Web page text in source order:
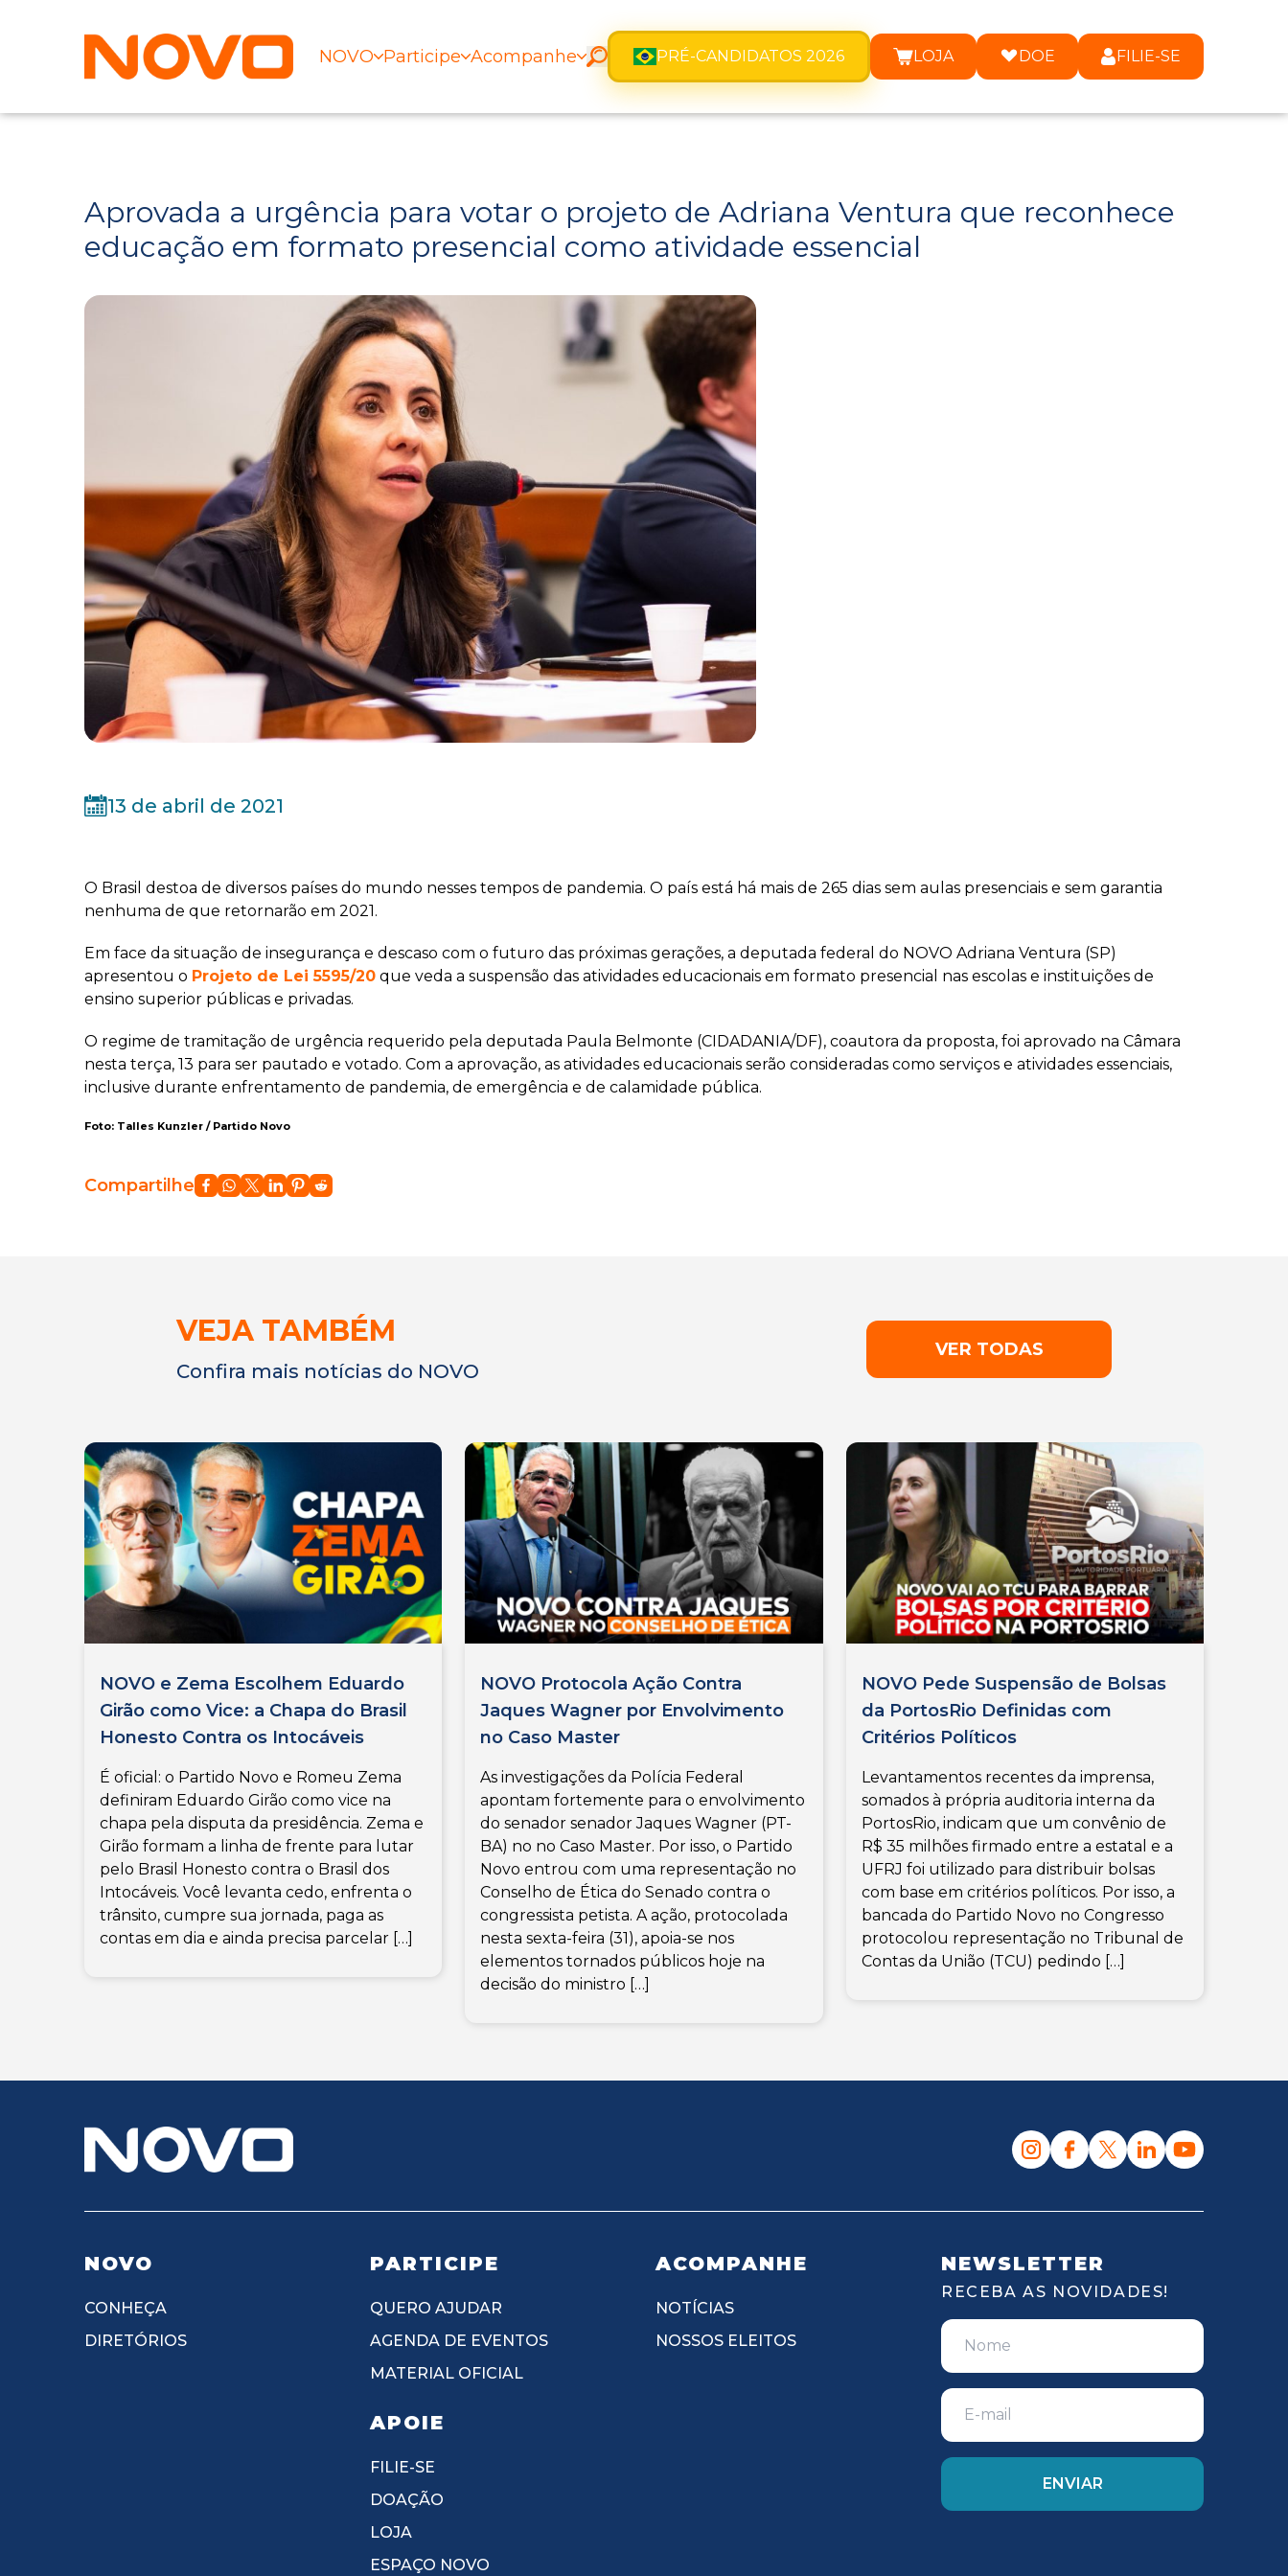
NOVO Participe Acompanhe PRÉ-CANDIDATOS 2026 LOJA DOE FILIE-SE
Aprovada a urgência para votar o projeto de Adriana Ventura que reconhece
educação em formato presencial como atividade essencial
13 de abril de 2021
O Brasil destoa de diversos países do mundo nesses tempos de pandemia. O país está há mais de 265 dias sem aulas presenciais e sem garantia
nenhuma de que retornarão em 2021.
Em face da situação de insegurança e descaso com o futuro das próximas gerações, a deputada federal do NOVO Adriana Ventura (SP)
apresentou o Projeto de Lei 5595/20 que veda a suspensão das atividades educacionais em formato presencial nas escolas e instituições de
ensino superior públicas e privadas.
O regime de tramitação de urgência requerido pela deputada Paula Belmonte (CIDADANIA/DF), coautora da proposta, foi aprovado na Câmara
nesta terça, 13 para ser pautado e votado. Com a aprovação, as atividades educacionais serão consideradas como serviços e atividades essenciais,
inclusive durante enfrentamento de pandemia, de emergência e de calamidade pública.
Foto: Talles Kunzler / Partido Novo
Compartilhe
VEJA TAMBÉM
Confira mais notícias do NOVO
VER TODAS
NOVO e Zema Escolhem Eduardo
Girão como Vice: a Chapa do Brasil
Honesto Contra os Intocáveis
É oficial: o Partido Novo e Romeu Zema
definiram Eduardo Girão como vice na
chapa pela disputa da presidência. Zema e
Girão formam a linha de frente para lutar
pelo Brasil Honesto contra o Brasil dos
Intocáveis. Você levanta cedo, enfrenta o
trânsito, cumpre sua jornada, paga as
contas em dia e ainda precisa parcelar […]
NOVO Protocola Ação Contra
Jaques Wagner por Envolvimento
no Caso Master
As investigações da Polícia Federal
apontam fortemente para o envolvimento
do senador senador Jaques Wagner (PT-
BA) no no Caso Master. Por isso, o Partido
Novo entrou com uma representação no
Conselho de Ética do Senado contra o
congressista petista. A ação, protocolada
nesta sexta-feira (31), apoia-se nos
elementos tornados públicos hoje na
decisão do ministro […]
NOVO Pede Suspensão de Bolsas
da PortosRio Definidas com
Critérios Políticos
Levantamentos recentes da imprensa,
somados à própria auditoria interna da
PortosRio, indicam que um convênio de
R$ 35 milhões firmado entre a estatal e a
UFRJ foi utilizado para distribuir bolsas
com base em critérios políticos. Por isso, a
bancada do Partido Novo no Congresso
protocolou representação no Tribunal de
Contas da União (TCU) pedindo […]
NOVO
CONHEÇA
DIRETÓRIOS
PARTICIPE
QUERO AJUDAR
AGENDA DE EVENTOS
MATERIAL OFICIAL
APOIE
FILIE-SE
DOAÇÃO
LOJA
ESPAÇO NOVO
ACOMPANHE
NOTÍCIAS
NOSSOS ELEITOS
NEWSLETTER
RECEBA AS NOVIDADES!